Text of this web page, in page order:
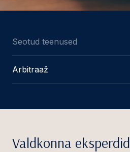
Seotud teenused
Arbitraaž
Valdkonna eksperdid